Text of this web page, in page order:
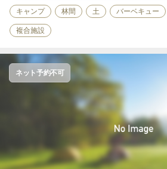
キャンプ 林間 土 バーベキュー
複合施設
ネット予約不可